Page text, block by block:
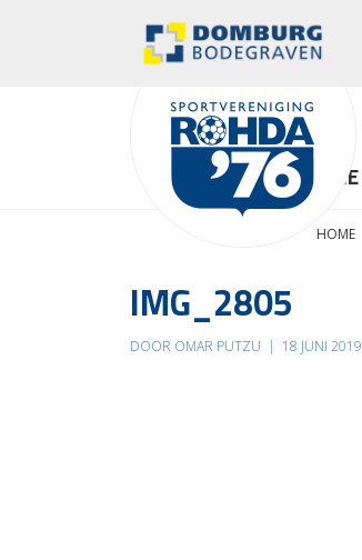
HOME
HOME
IMG_2805
DOOR OMAR PUTZU | 18 JUNI 2019